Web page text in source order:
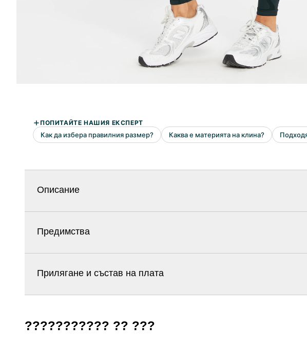
Описание
Предимства
Прилягане и състав на плата
??????????? ?? ???